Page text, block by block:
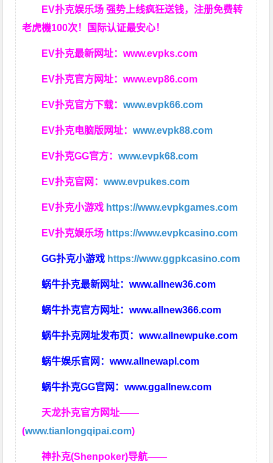
EV扑克娱乐场 强势上线疯狂送钱，注册免费转
老虎機100次！国际认证最安心！
EV扑克最新网址：www.evpks.com
EV扑克官方网址：www.evp86.com
EV扑克官方下载：www.evpk66.com
EV扑克电脑版网址：www.evpk88.com
EV扑克GG官方：www.evpk68.com
EV扑克官网：www.evpukes.com
EV扑克小游戏 https://www.evpkgames.com
EV扑克娱乐场 https://www.evpkcasino.com
GG扑克小游戏 https://www.ggpkcasino.com
蜗牛扑克最新网址：www.allnew36.com
蜗牛扑克官方网址：www.allnew366.com
蜗牛扑克网址发布页：www.allnewpuke.com
蜗牛娱乐官网：www.allnewapl.com
蜗牛扑克GG官网：www.ggallnew.com
天龙扑克官方网址——
(www.tianlongqipai.com)
神扑克(Shenpoker)导航——